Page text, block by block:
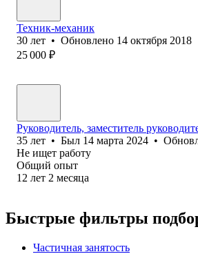
Техник-механик
30 лет • Обновлено 14 октября 2018
25 000 ₽
Руководитель, заместитель
35 лет • Был 14 марта 2024 •
Не ищет работу
Общий опыт
12 лет 2 месяца
Быстрые фильтры
Частичная занятость